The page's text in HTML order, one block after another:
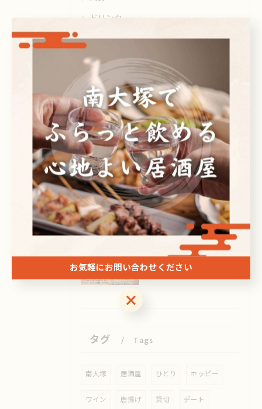
ドリンク
最近の投稿 Recent Posts
2026/08/09
お疲れ様です🙏
2026/08/08
お疲れ様です。
2026/08/07
こんにちは😊
タグ Tags
南大塚 居酒屋 ひとり ホッピー
ワイン 唐揚げ 貸切 デート
お気軽にお問い合わせください
お気軽にお問い合わせください